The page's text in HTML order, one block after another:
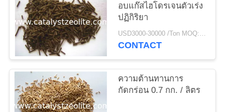
อบแก๊สไฮโดรเจนตัวเร่ง
ปฏิกิริยา
USD3000-30000 /Ton MOQ:1 กก
CONTACT
ความต้านทานการ
กัดกร่อน 0.7 กก. / ลิตร